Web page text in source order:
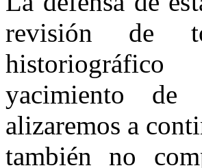
revisión de
yacimiento
alizaremos a
también no